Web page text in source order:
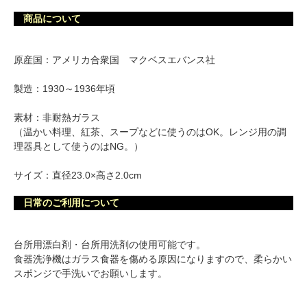
商品について
原産国：アメリカ合衆国 マクベスエバンス社
製造：1930～1936年頃
素材：非耐熱ガラス
（温かい料理、紅茶、スープなどに使うのはOK。レンジ用の調
理器具として使うのはNG。）
サイズ：直径23.0×高さ2.0cm
日常のご利用について
台所用漂白剤・台所用洗剤の使用可能です。
食器洗浄機はガラス食器を傷める原因になりますので、柔らかい
スポンジで手洗いでお願いします。